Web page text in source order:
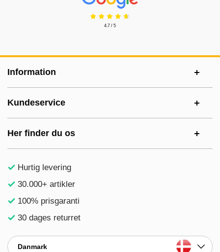
4.7 / 5
Information
Kundeservice
Her finder du os
Hurtig levering
30.000+ artikler
100% prisgaranti
30 dages returret
Danmark